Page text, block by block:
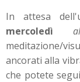
In attesa
mercoledì
meditazione/
ancorati alla
che potete